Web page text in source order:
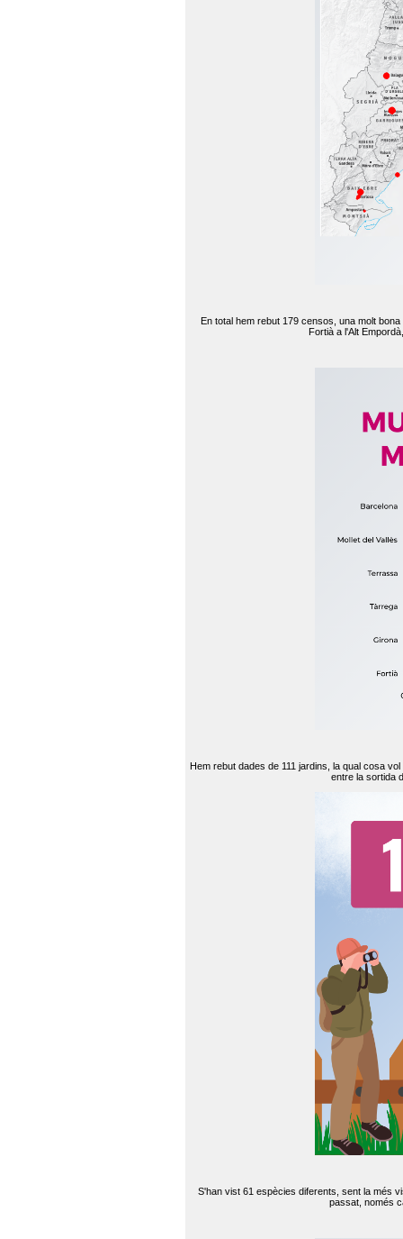
En total hem rebut 179 censos, una molt
Fortià a l'Alt
Hem rebut dades de 111 jardins, la qual cosa
entre la sortida
S'han vist 61 espècies diferents, sent la més
passat, només